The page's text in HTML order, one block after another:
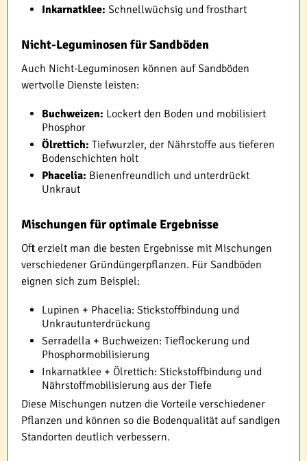
Inkarnatklee: Schnellwüchsig und frosthart
Nicht-Leguminosen für Sandböden
Auch Nicht-Leguminosen können auf Sandböden
wertvolle Dienste leisten:
Buchweizen: Lockert den Boden und mobilisiert
Phosphor
Ölrettich: Tiefwurzler, der Nährstoffe aus tieferen
Bodenschichten holt
Phacelia: Bienenfreundlich und unterdrückt
Unkraut
Mischungen für optimale Ergebnisse
Oft erzielt man die besten Ergebnisse mit Mischungen
verschiedener Gründüngerpflanzen. Für Sandböden
eignen sich zum Beispiel:
Lupinen + Phacelia: Stickstoffbindung und
Unkrautunterdrückung
Serradella + Buchweizen: Tieflockerung und
Phosphormobilisierung
Inkarnatklee + Ölrettich: Stickstoffbindung und
Nährstoffmobilisierung aus der Tiefe
Diese Mischungen nutzen die Vorteile verschiedener
Pflanzen und können so die Bodenqualität auf sandigen
Standorten deutlich verbessern.